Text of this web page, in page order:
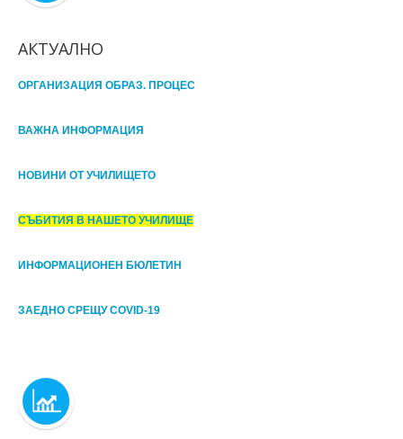
АКТУАЛНО
ОРГАНИЗАЦИЯ ОБРАЗ. ПРОЦЕС
ВАЖНА ИНФОРМАЦИЯ
НОВИНИ ОТ УЧИЛИЩЕТО
СЪБИТИЯ В НАШЕТО УЧИЛИЩЕ
ИНФОРМАЦИОНЕН БЮЛЕТИН
ЗАЕДНО СРЕЩУ COVID-19